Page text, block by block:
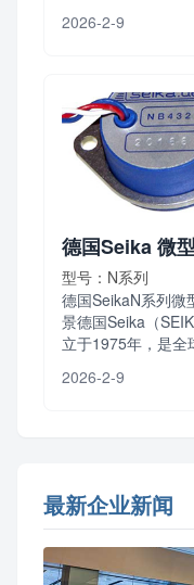
2026-2-9
德国Seika 微
型号：N系列
德国SeikaN系列微
景德国Seika（
立于1975年，是全
2026-2-9
最新企业新闻